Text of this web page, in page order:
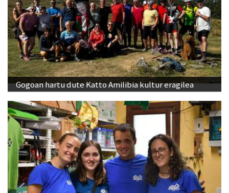
Gogoan hartu dute Katto Amilibia kultur eragilea